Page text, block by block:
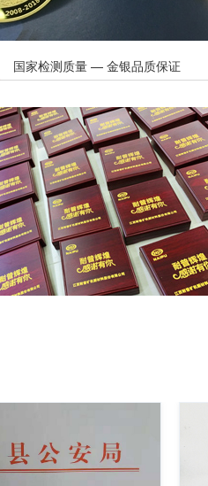
国家检测质量 — 金银品质保证